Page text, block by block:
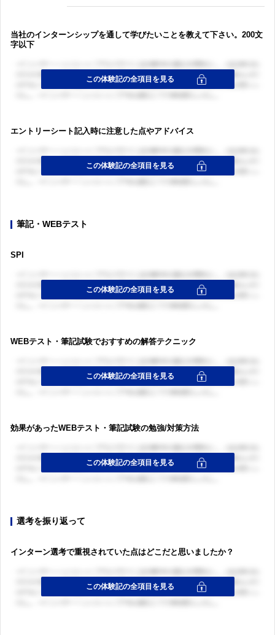
当社のインターンシップを通して学びたいことを教えて下さい。200文
字以下
エントリーシート記入時に注意した点やアドバイス
筆記・WEBテスト
SPI
WEBテスト・筆記試験でおすすめの解答テクニック
効果があったWEBテスト・筆記試験の勉強/対策方法
選考を振り返って
インターン選考で重視されていた点はどこだと思いましたか？